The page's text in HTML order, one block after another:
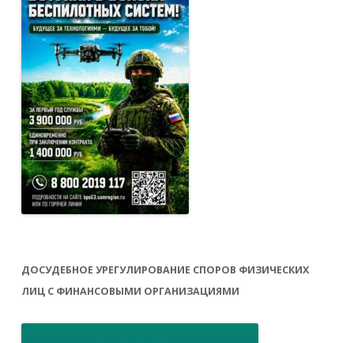
ДОСУДЕБНОЕ УРЕГУЛИРОВАНИЕ СПОРОВ ФИЗИЧЕСКИХ
ЛИЦ С ФИНАНСОВЫМИ ОРГАНИЗАЦИЯМИ